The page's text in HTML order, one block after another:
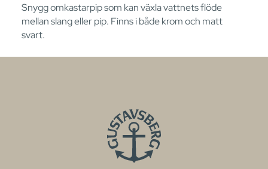
Snygg omkastarpip som kan växla vattnets flöde
mellan slang eller pip. Finns i både krom och matt
svart.